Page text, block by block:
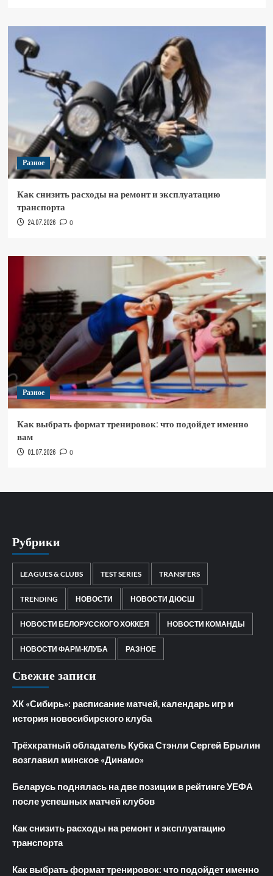
Разное
Как снизить расходы на ремонт и эксплуатацию
транспорта
24.07.2026 0
Разное
Как выбрать формат тренировок: что подойдет именно
вам
01.07.2026 0
Рубрики
LEAGUES & CLUBS TEST SERIES TRANSFERS
TRENDING НОВОСТИ НОВОСТИ ДЮСШ
НОВОСТИ БЕЛОРУССКОГО ХОККЕЯ НОВОСТИ КОМАНДЫ
НОВОСТИ ФАРМ-КЛУБА РАЗНОЕ
Свежие записи
ХК «Сибирь»: расписание матчей, календарь игр и
история новосибирского клуба
Трёхкратный обладатель Кубка Стэнли Сергей Брылин
возглавил минское «Динамо»
Беларусь поднялась на две позиции в рейтинге УЕФА
после успешных матчей клубов
Как снизить расходы на ремонт и эксплуатацию
транспорта
Как выбрать формат тренировок: что подойдет именно